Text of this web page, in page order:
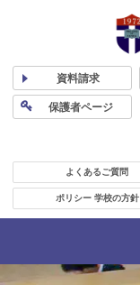
資料請求
保護者ページ
よくあるご質問
ポリシー 学校の方針